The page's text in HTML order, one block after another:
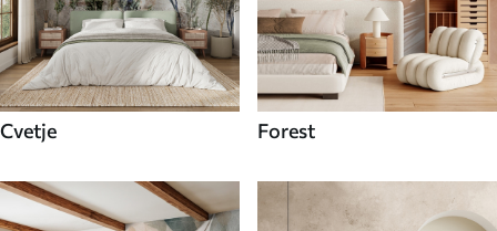
Cvetje Forest